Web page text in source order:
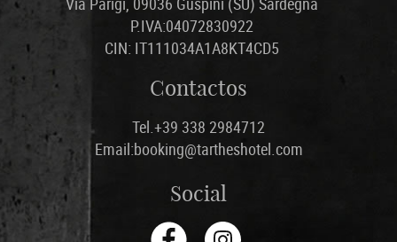
P.IVA:04072830922
CIN: IT111034A1A8KT4CD5
Contactos
Tel.+39 338 2984712
Email:booking@tartheshotel.com
Social